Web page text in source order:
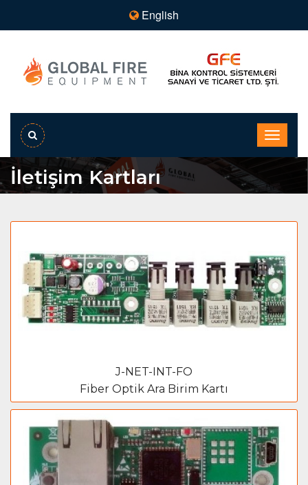
English
İletişim Kartları
J-NET-INT-FO
Fiber Optik Ara Birim Kartı